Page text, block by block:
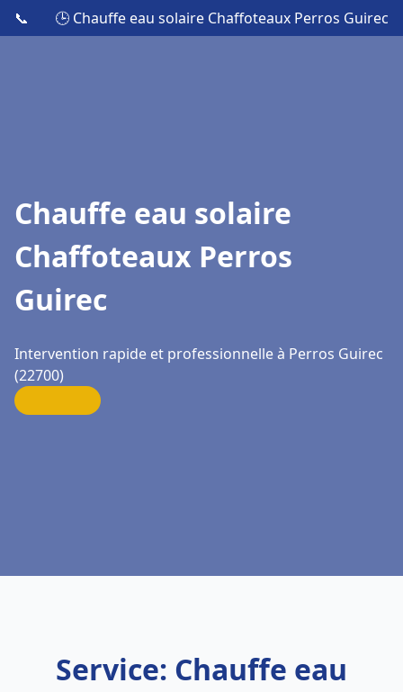
📞 🕒 Chauffe eau solaire Chaffoteaux Perros Guirec
Chauffe eau solaire
Chaffoteaux Perros
Guirec
Intervention rapide et professionnelle à Perros Guirec
(22700)
Service: Chauffe eau